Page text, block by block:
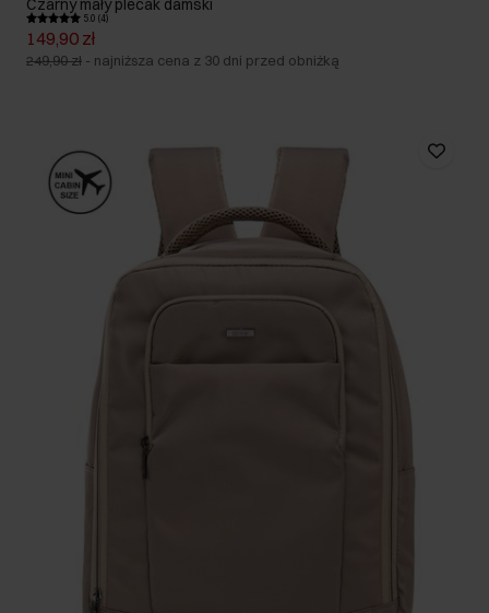
Czarny mały plecak damski
5.0 (4)
149,90 zł
249,90 zł - najniższa cena z 30 dni przed obniżką